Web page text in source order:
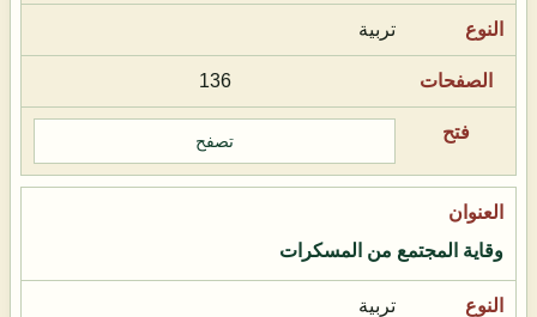
تربية
136
تصفح
وقاية المجتمع من المسكرات
تربية